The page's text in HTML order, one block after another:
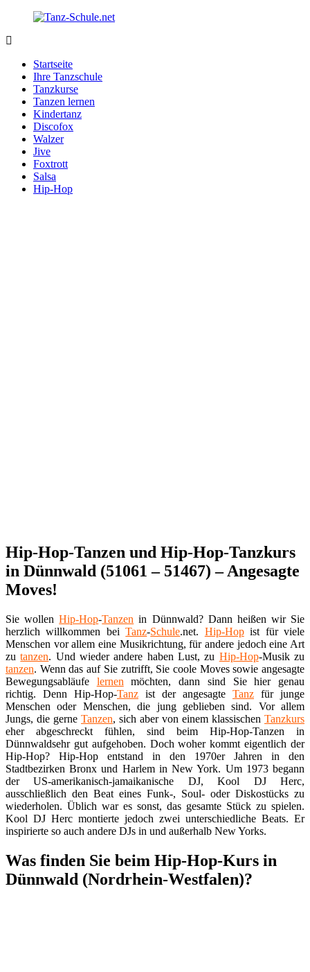
Zurück
Inhalt
Schule.net
Tanzschule
Internet
Startseite
Ihre Tanzschule
Tanzkurse
Tanzen lernen
Kindertanz
Discofox
Walzer
Jive
Foxtrott
Salsa
Hip-Hop
Hip-Hop-Tanzen und Hip-Hop-Tanzkurs
in Dünnwald (51061 – 51467) – Angesagte
Moves!
Sie wollenHip-Hop-Tanzen in Dünnwald? Dann heißen wir Sie
herzlich willkommen beiTanz-Schule.net. Hip-Hopist für viele
Menschen vor allem eine Musikrichtung, für andere jedoch eine Art
zutanzen. Und wieder andere haben Lust, zu Hip-Hop-Musik zu
tanzen. Wenn das auf Sie zutrifft, Sie coole Moves sowie angesagte
Bewegungsabläufe lernen möchten, dann sind Sie hier genau
richtig. Denn Hip-Hop-Tanz ist der angesagte Tanz für junge
Menschen oder Menschen, die jung geblieben sind. Vor allem
Jungs, die gerne Tanzen, sich aber von einem klassischen Tanzkurs
eher abgeschreckt fühlen, sind beim Hip-Hop-Tanzen in
Dünnwaldsehr gut aufgehoben. Doch woher kommt eigentlich der
Hip-Hop? Hip-Hop entstand in den 1970er Jahren in den
Stadtbezirken Bronx und Harlem in New York. Um 1973 begann
der US-amerikanisch-jamaikanische DJ, Kool DJ Herc,
ausschließlich den Beat eines Funk-, Soul- oder Diskostücks zu
wiederholen. Üblich war es sonst, das gesamte Stück zu spielen.
Kool DJ Herc montierte jedoch zwei unterschiedliche Beats. Er
inspirierte so auch andere DJs in und außerhalb New Yorks.
Was finden Sie beim Hip-Hop-Kurs in
Dünnwald (Nordrhein-Westfalen)?